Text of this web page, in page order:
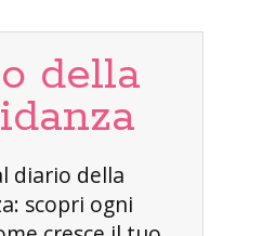
della
diario della
scopri ogni